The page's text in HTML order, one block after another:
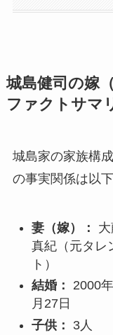
城島健司の嫁
ファクトサマ
城島家の家族構
の事実関係は以
妻（嫁）：
真紀（元タレ
ト）
結婚：
2000
月27日
子供：
3人